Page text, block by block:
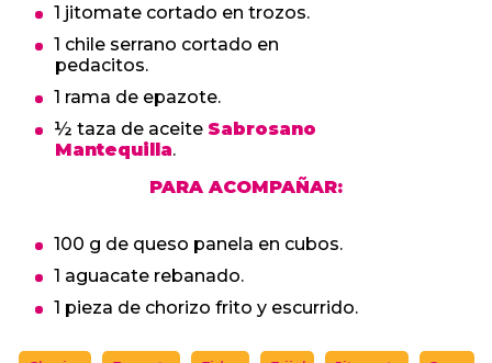
1 jitomate cortado en trozos.
1 chile serrano cortado en
pedacitos.
1 rama de epazote.
½ taza de aceite Sabrosano
Mantequilla.
PARA ACOMPAÑAR:
100 g de queso panela en cubos.
1 aguacate rebanado.
1 pieza de chorizo frito y escurrido.